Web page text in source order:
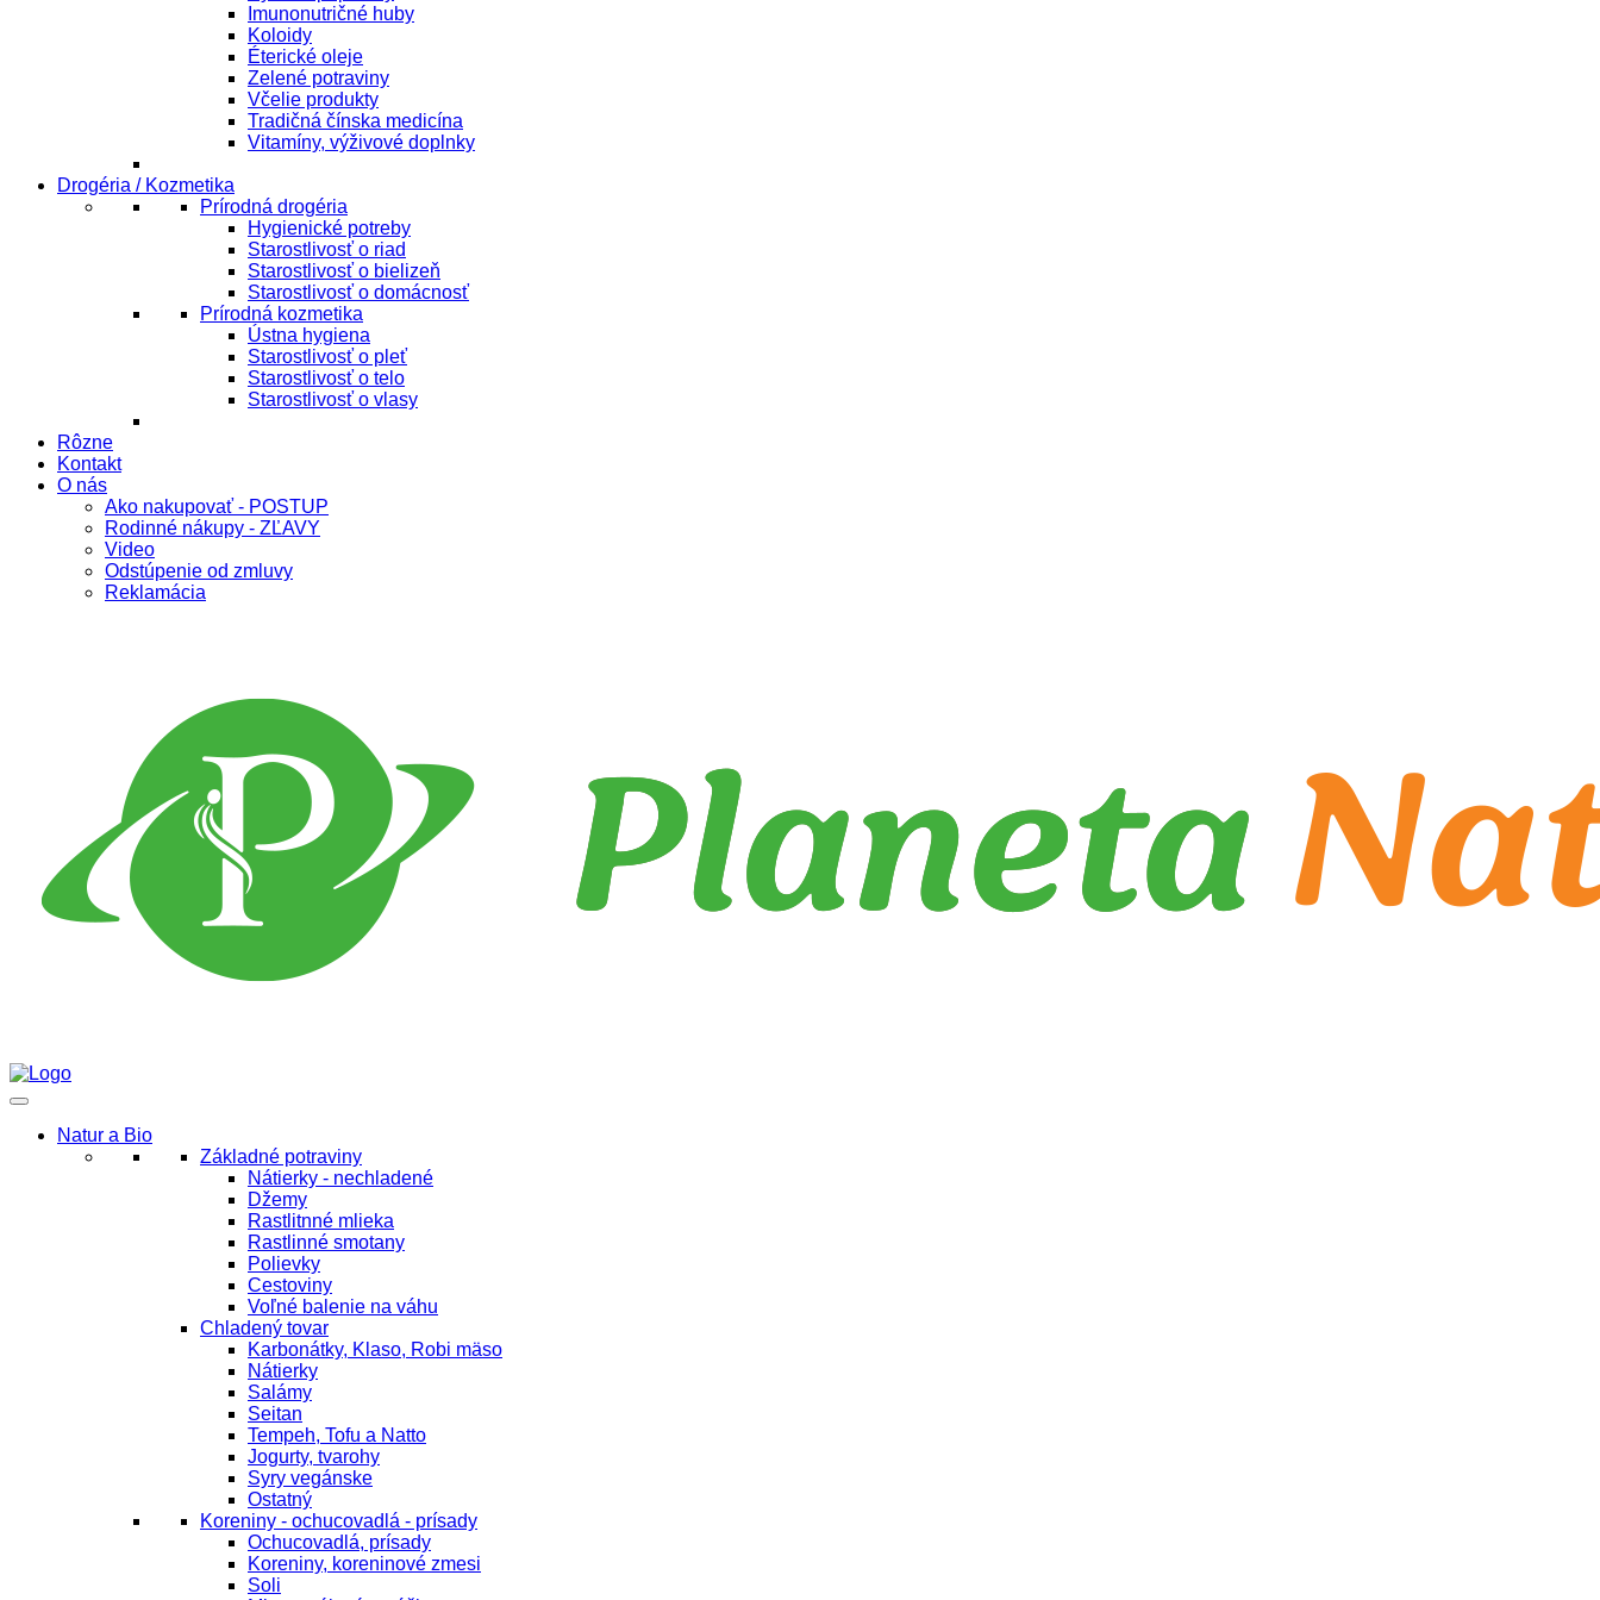
Imunonutričné huby
Koloidy
Éterické oleje
Zelené potraviny
Včelie produkty
Tradičná čínska medicína
Vitamíny, výživové doplnky
Drogéria / Kozmetika
Prírodná drogéria
Hygienické potreby
Starostlivosť o riad
Starostlivosť o bielizeň
Starostlivosť o domácnosť
Prírodná kozmetika
Ústna hygiena
Starostlivosť o pleť
Starostlivosť o telo
Starostlivosť o vlasy
Rôzne
Kontakt
O nás
Ako nakupovať - POSTUP
Rodinné nákupy - ZĽAVY
Video
Odstúpenie od zmluvy
Reklamácia
Natur a Bio
Základné potraviny
Nátierky - nechladené
Džemy
Rastlitnné mlieka
Rastlinné smotany
Polievky
Cestoviny
Voľné balenie na váhu
Chladený tovar
Karbonátky, Klaso, Robi mäso
Nátierky
Salámy
Seitan
Tempeh, Tofu a Natto
Jogurty, tvarohy
Syry vegánske
Ostatný
Koreniny - ochucovadlá - prísady
Ochucovadlá, prísady
Koreniny, koreninové zmesi
Soli